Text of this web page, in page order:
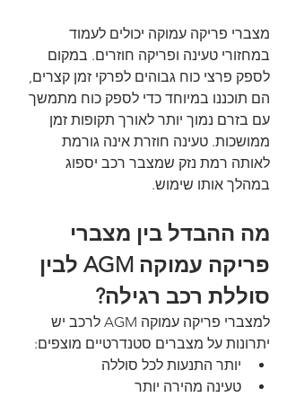
מצברי פריקה עמוקה יכולים לעמוד
במחזורי טעינה ופריקה חוזרים. במקום
לספק פרצי כוח גבוהים לפרקי זמן קצרים,
הם תוכננו במיוחד כדי לספק כוח מתמשך
עם בזרם נמוך יותר לאורך תקופות זמן
ממושכות. טעינה חוזרת אינה גורמת
לאותה רמת נזק שמצבר רכב יספוג
במהלך אותו שימוש.
מה ההבדל בין מצברי
פריקה עמוקה AGM לבין
סוללת רכב רגילה?
למצברי פריקה עמוקה AGM לרכב יש
יתרונות על מצברים סטנדרטיים מוצפים:
יותר התנעות לכל סוללה
טעינה מהירה יותר